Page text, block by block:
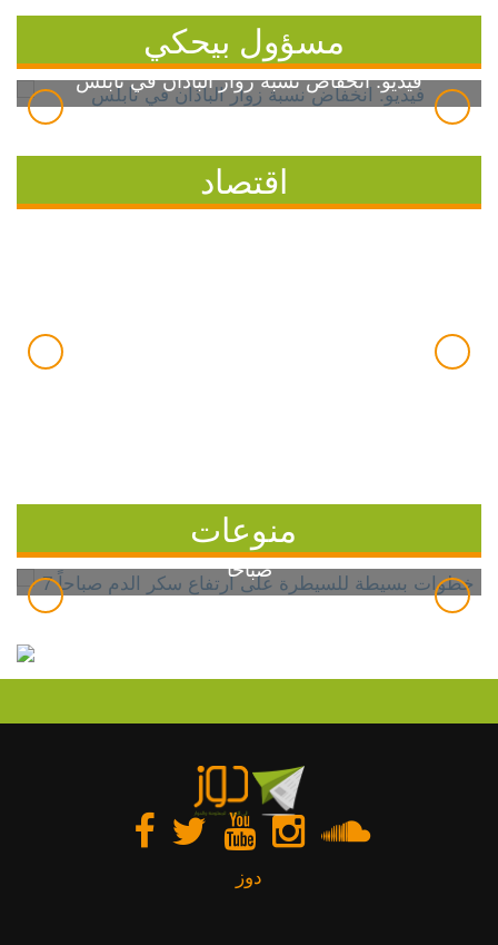
مسؤول بيحكي
فيديو: انخفاض نسبة زوار الباذان في نابلس
اقتصاد
منوعات
7 خطوات بسيطة للسيطرة على ارتفاع سكر الدم
صباحاً
دوز